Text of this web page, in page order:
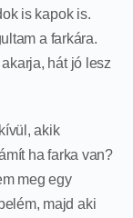
is kapok is.
a farkára.
hát jó lesz
akik
ha farka van?
meg egy
majd aki